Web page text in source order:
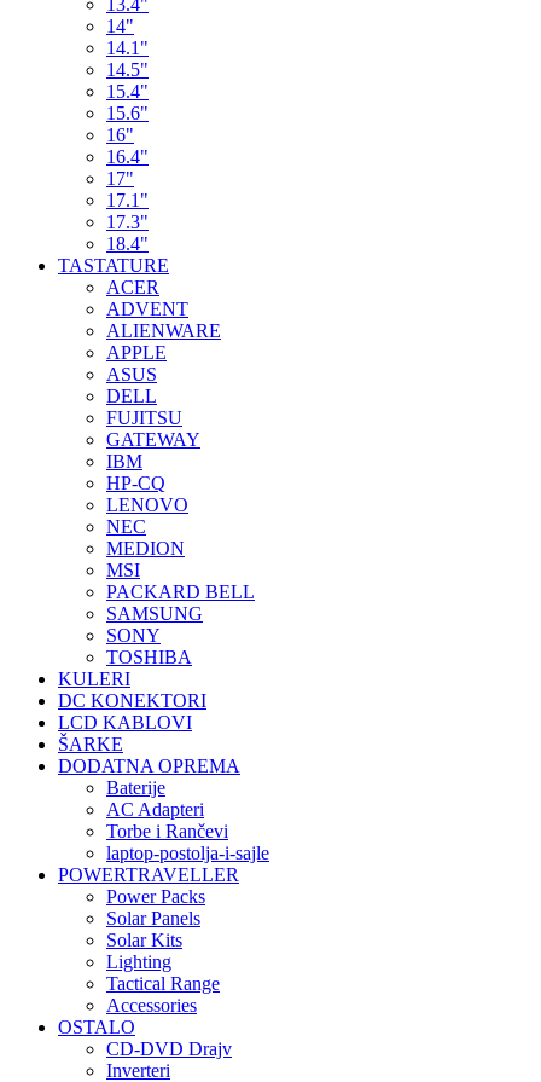
13.4"
14"
14.1"
14.5"
15.4"
15.6"
16"
16.4"
17"
17.1"
17.3"
18.4"
TASTATURE
ACER
ADVENT
ALIENWARE
APPLE
ASUS
DELL
FUJITSU
GATEWAY
IBM
HP-CQ
LENOVO
NEC
MEDION
MSI
PACKARD BELL
SAMSUNG
SONY
TOSHIBA
KULERI
DC KONEKTORI
LCD KABLOVI
ŠARKE
DODATNA OPREMA
Baterije
AC Adapteri
Torbe i Rančevi
laptop-postolja-i-sajle
POWERTRAVELLER
Power Packs
Solar Panels
Solar Kits
Lighting
Tactical Range
Accessories
OSTALO
CD-DVD Drajv
Inverteri